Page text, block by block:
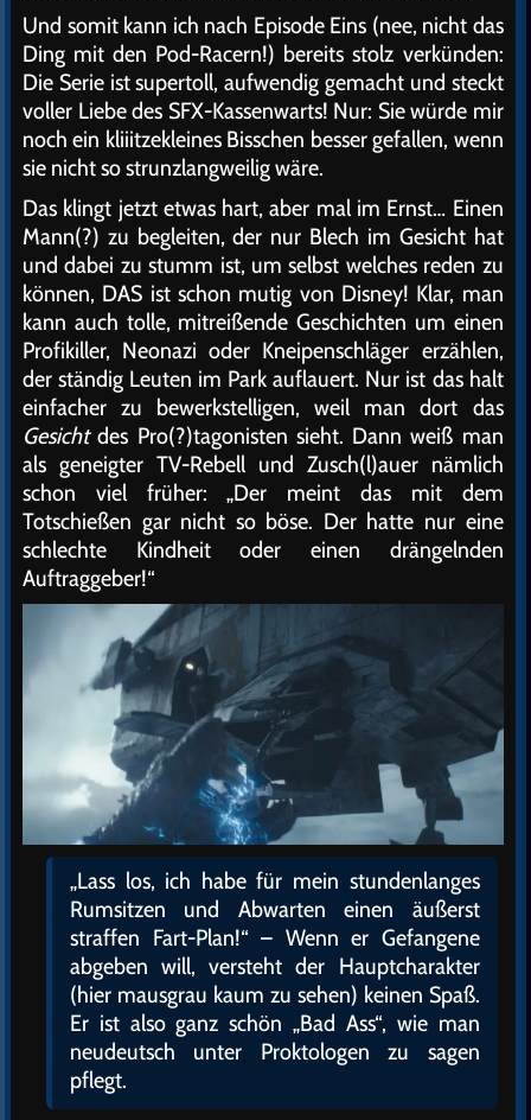
Und somit kann ich nach Episode Eins (nee, nicht das
Ding mit den Pod-Racern!) bereits stolz verkünden:
Die Serie ist supertoll, aufwendig gemacht und steckt
voller Liebe des SFX-Kassenwarts! Nur: Sie würde mir
noch ein kliiitzekleines Bisschen besser gefallen, wenn
sie nicht so strunzlangweilig wäre.
Das klingt jetzt etwas hart, aber mal im Ernst… Einen
Mann(?) zu begleiten, der nur Blech im Gesicht hat
und dabei zu stumm ist, um selbst welches reden zu
können, DAS ist schon mutig von Disney! Klar, man
kann auch tolle, mitreißende Geschichten um einen
Profikiller, Neonazi oder Kneipenschläger erzählen,
der ständig Leuten im Park auflauert. Nur ist das halt
einfacher zu bewerkstelligen, weil man dort das
Gesichtdes Pro(?)tagonisten sieht. Dann weiß man
als geneigter TV-Rebell und Zusch(l)auer nämlich
schon viel früher: „Der meint das mit dem
Totschießen gar nicht so böse. Der hatte nur eine
schlechte Kindheit oder einen drängelnden
Auftraggeber!“
„Lass los, ich habe für mein stundenlanges
Rumsitzen und Abwarten einen äußerst
straffen Fart-Plan!“ – Wenn er Gefangene
abgeben will, versteht der Hauptcharakter
(hier mausgrau kaum zu sehen) keinen Spaß.
Er ist also ganz schön „Bad Ass“, wie man
neudeutsch unter Proktologen zu sagen
pflegt.